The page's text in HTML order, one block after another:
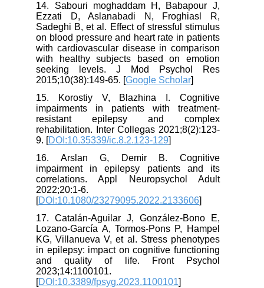
14. Sabouri moghaddam H, Babapour J,
Ezzati D, Aslanabadi N, Froghiasl R,
Sadeghi B, et al. Effect of stressful stimulus
on blood pressure and heart rate in patients
with cardiovascular disease in comparison
with healthy subjects based on emotion
seeking levels. J Mod Psychol Res
2015;10(38):149-65. [Google Scholar
15. Korostiy V, Blazhina I. Cognitive
impairments in patients with treatment-
resistant epilepsy and complex
rehabilitation. Inter Collegas 2021;8(2):123-
9. [DOI:10.35339/ic.8.2.123-129
16. Arslan G, Demir B. Cognitive
impairment in epilepsy patients and its
correlations. Appl Neuropsychol Adult
2022;20:1-6.
[DOI:10.1080/23279095.2022.2133606
17. Catalán-Aguilar J, González-Bono E,
Lozano-García A, Tormos-Pons P, Hampel
KG, Villanueva V, et al. Stress phenotypes
in epilepsy: impact on cognitive functioning
and quality of life. Front Psychol
2023;14:1100101.
[DOI:10.3389/fpsyg.2023.1100101